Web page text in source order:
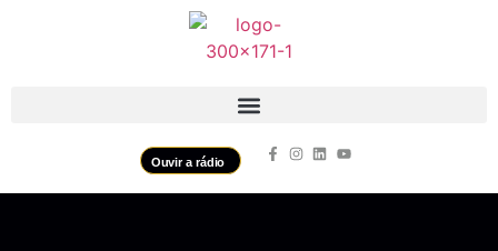
Ouvir a rádio